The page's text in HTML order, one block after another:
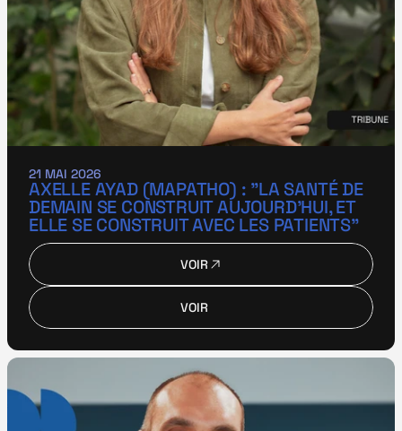
21 MAI 2026
AXELLE AYAD (MAPATHO) : "LA SANTÉ DE
DEMAIN SE CONSTRUIT AUJOURD’HUI, ET
ELLE SE CONSTRUIT AVEC LES PATIENTS"
VOIR
VOIR